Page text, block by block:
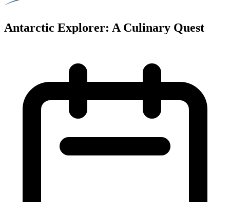
Antarctic Explorer: A Culinary Quest